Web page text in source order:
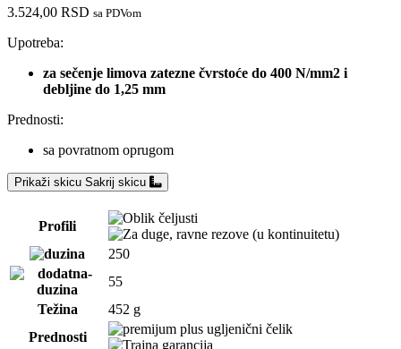
3.524,00 RSD sa PDVom
Upotreba:
za sečenje limova zatezne čvrstoće do 400 N/mm2 i
debljine do 1,25 mm
Prednosti:
sa povratnom oprugom
Prikaži skicu Sakrij skicu
Profili
250
55
Težina
452 g
Prednosti